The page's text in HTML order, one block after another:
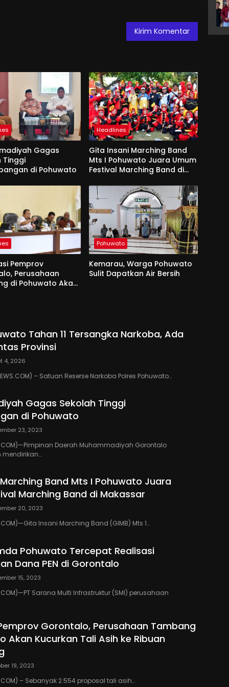
Gagas
Tinggi
di Pohuwato
Headlines
Gita Insani Marching Band
Mts I Pohuwato Juara Umum
Festival Marching Band di
Pemprov
Perusahaan
di Pohuwato Akan
Pohuwato
Kemarau, Warga Pohuwato
Sulit Dapatkan Air Bersih
Tahan 11 Tersangka Narkoba, Ada
Provinsi
4, 2026
– Satuan Reserse Narkoba Polres Pohuwato…
Gagas Sekolah Tinggi
di Pohuwato
23, 2023
Daerah Muhammadiyah Gorontalo
Band Mts I Pohuwato Juara
Marching Band di Makassar
20, 2023
Insani Marching Band (GIMB) Mts 1…
Pohuwato Tercepat Realisasi
Dana PEN di Gorontalo
15, 2023
Sarana Multi Infrastruktur (SMI) perusahaan
Gorontalo, Perusahaan Tambang
Akan Kucurkan Tali Asih ke Ribuan
19, 2023
– Sebanyak 2.554 proposal tali asih…